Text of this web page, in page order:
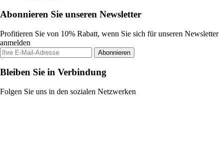
Abonnieren Sie unseren Newsletter
Profitieren Sie von 10% Rabatt, wenn Sie sich für unseren Newsletter
anmelden
Abonnieren
Bleiben Sie in Verbindung
Folgen Sie uns in den sozialen Netzwerken